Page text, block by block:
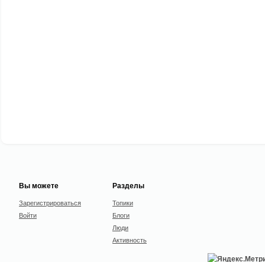
Вы можете
Зарегистрироваться
Войти
Разделы
Топики
Блоги
Люди
Активность